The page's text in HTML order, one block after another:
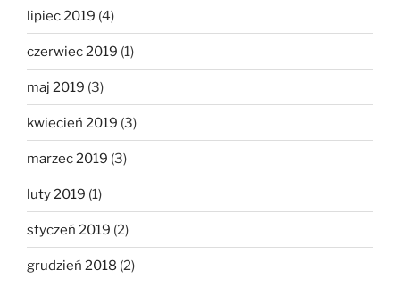
lipiec 2019 (4)
czerwiec 2019 (1)
maj 2019 (3)
kwiecień 2019 (3)
marzec 2019 (3)
luty 2019 (1)
styczeń 2019 (2)
grudzień 2018 (2)